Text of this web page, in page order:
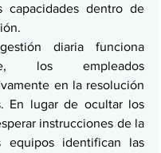
capacidades dentro de
diaria funciona
los empleados
en la resolución
En lugar de ocultar los
instrucciones de la
equipos identifican las